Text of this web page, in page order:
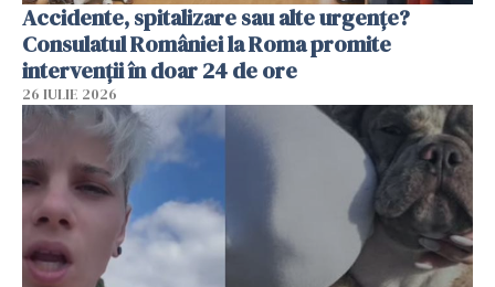
Accidente, spitalizare sau alte urgențe?
Consulatul României la Roma promite
intervenții în doar 24 de ore
26 IULIE 2026